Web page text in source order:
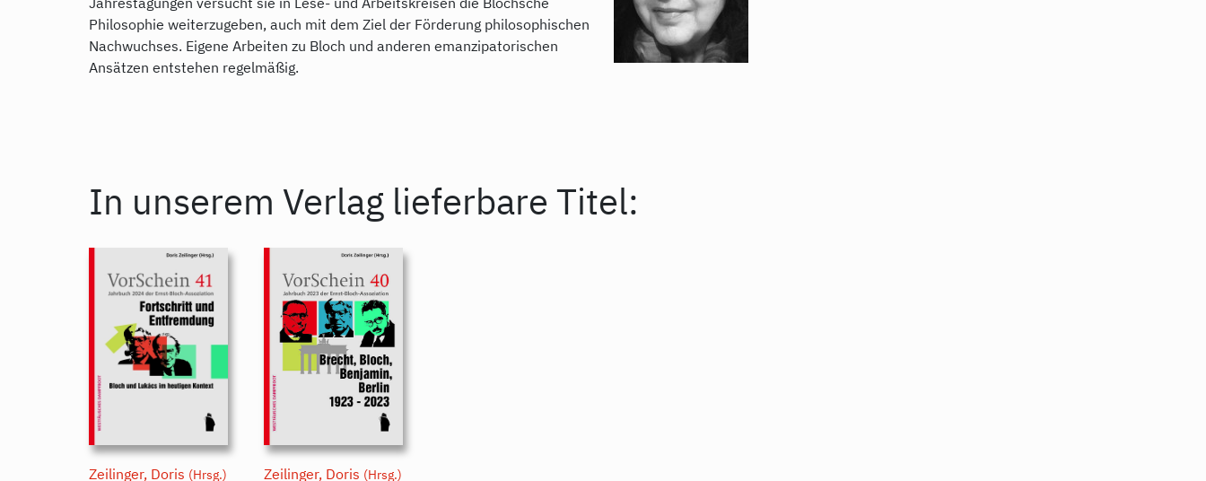
Philosophie weiterzugeben, auch mit dem Ziel der Förderung philosophischen
Nachwuchses. Eigene Arbeiten zu Bloch und anderen emanzipatorischen
Ansätzen entstehen regelmäßig.
In unserem Verlag lieferbare Titel:
Zeilinger, Doris (Hrsg.) Zeilinger, Doris (Hrsg.)